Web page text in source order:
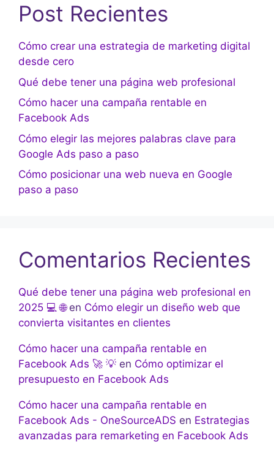
Post Recientes
Cómo crear una estrategia de marketing digital
desde cero
Qué debe tener una página web profesional
Cómo hacer una campaña rentable en
Facebook Ads
Cómo elegir las mejores palabras clave para
Google Ads paso a paso
Cómo posicionar una web nueva en Google
paso a paso
Comentarios Recientes
Qué debe tener una página web profesional en
2025 💻 🌐en Cómo elegir un diseño web que
convierta visitantes en clientes
Cómo hacer una campaña rentable en
Facebook Ads 🚀 💡 en Cómo optimizar el
presupuesto en Facebook Ads
Cómo hacer una campaña rentable en
Facebook Ads - OneSourceADS en Estrategias
avanzadas para remarketing en Facebook Ads